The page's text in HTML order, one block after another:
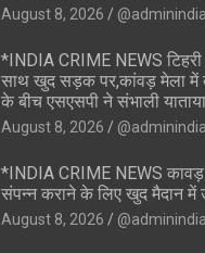
August 8, 2026
*INDIA CRIME NEWS टिहरी
साथ खुद सड़क पर,कांवड़ मेला में
के बीच एसएसपी ने संभाली
August 8, 2026
*INDIA CRIME NEWS
संपन्न कराने के लिए खुद मैदान में
August 8, 2026